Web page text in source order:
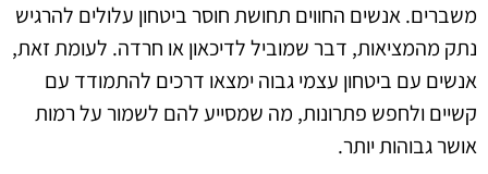
משברים. אנשים החווים תחושת חוסר ביטחון עלולים להרגיש
נתק מהמציאות, דבר שמוביל לדיכאון או חרדה. לעומת זאת,
אנשים עם ביטחון עצמי גבוה ימצאו דרכים להתמודד עם
קשיים ולחפש פתרונות, מה שמסייע להם לשמור על רמות
אושר גבוהות יותר.